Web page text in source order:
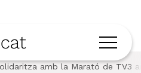
amb la Marató de TV3